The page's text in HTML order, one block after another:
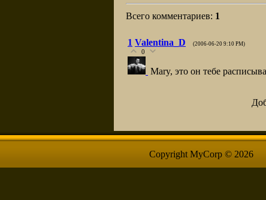
Всего комментариев: 1
1 Valentina_D (2006-06-20 9:10 PM)
0
Mary, это он тебе
Copyright MyCorp © 2026